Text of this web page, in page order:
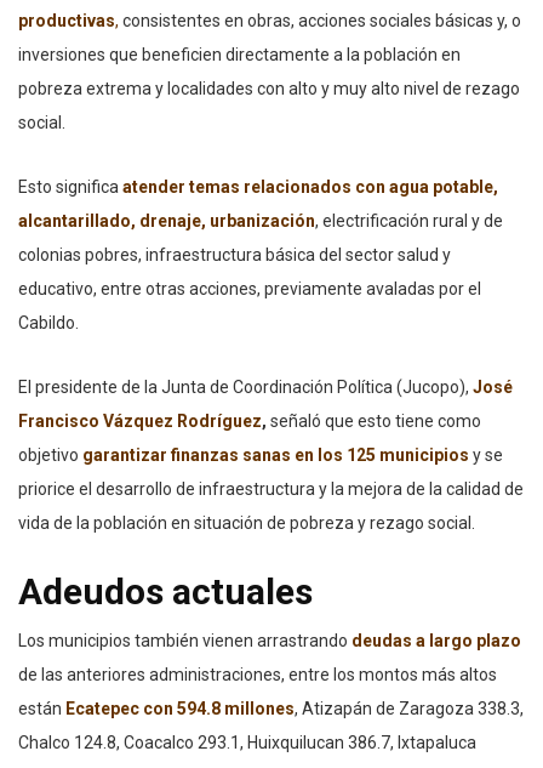
productivas, consistentes en obras, acciones sociales básicas y, o
inversiones que beneficien directamente a la población en
pobreza extrema y localidades con alto y muy alto nivel de rezago
social.
Esto significaatender temas relacionados con agua potable,
alcantarillado, drenaje, urbanización, electrificación rural y de
colonias pobres, infraestructura básica del sector salud y
educativo, entre otras acciones, previamente avaladas por el
Cabildo.
El presidente de la Junta de Coordinación Política (Jucopo), José
Francisco Vázquez Rodríguez, señaló que esto tiene como
objetivo garantizar finanzas sanas en los 125 municipios y se
priorice el desarrollo de infraestructura y la mejora de la calidad de
vida de la población en situación de pobreza y rezago social.
Adeudos actuales
Los municipios también vienen arrastrando deudas a largo plazo
de las anteriores administraciones, entre los montos más altos
están Ecatepec con 594.8 millones, Atizapán de Zaragoza 338.3,
Chalco 124.8, Coacalco 293.1, Huixquilucan 386.7, Ixtapaluca